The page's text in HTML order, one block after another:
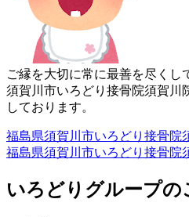
ご縁を大切に常に最善を尽くし
須賀川市いろどり接骨院須賀川
してお ります。
福島県須賀川市いろどり接骨
福島県須賀川市いろどり接骨
いろどりグループの